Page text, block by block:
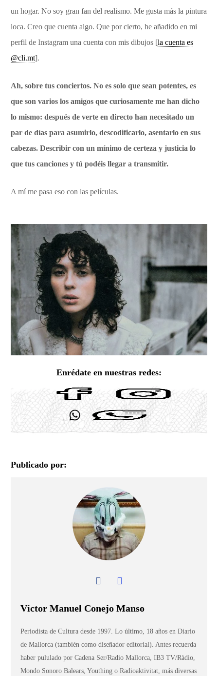
un hogar. No soy gran fan del realismo. Me gusta más la pintura
loca. Creo que cuenta algo. Que por cierto, he añadido en mi
perfil de Instagram una cuenta con mis dibujos [la cuenta es
@cli.mt].
Ah, sobre tus conciertos. No es solo que sean potentes, es
que son varios los amigos que curiosamente me han dicho
lo mismo: después de verte en directo han necesitado un
par de días para asumirlo, descodificarlo, asentarlo en sus
cabezas. Describir con un mínimo de certeza y justicia lo
que tus canciones y tú podéis llegar a transmitir.
A mí me pasa eso con las películas.
Enrédate en nuestras redes:
Publicado por:
Víctor Manuel Conejo Manso
Periodista de Cultura desde 1997. Lo último, 18 años en Diario
de Mallorca (también como diseñador editorial). Antes recuerda
haber pululado por Cadena Ser/Radio Mallorca, IB3 TV/Ràdio,
Mondo Sonoro Balears, Youthing o Radioaktivitat, más diversas